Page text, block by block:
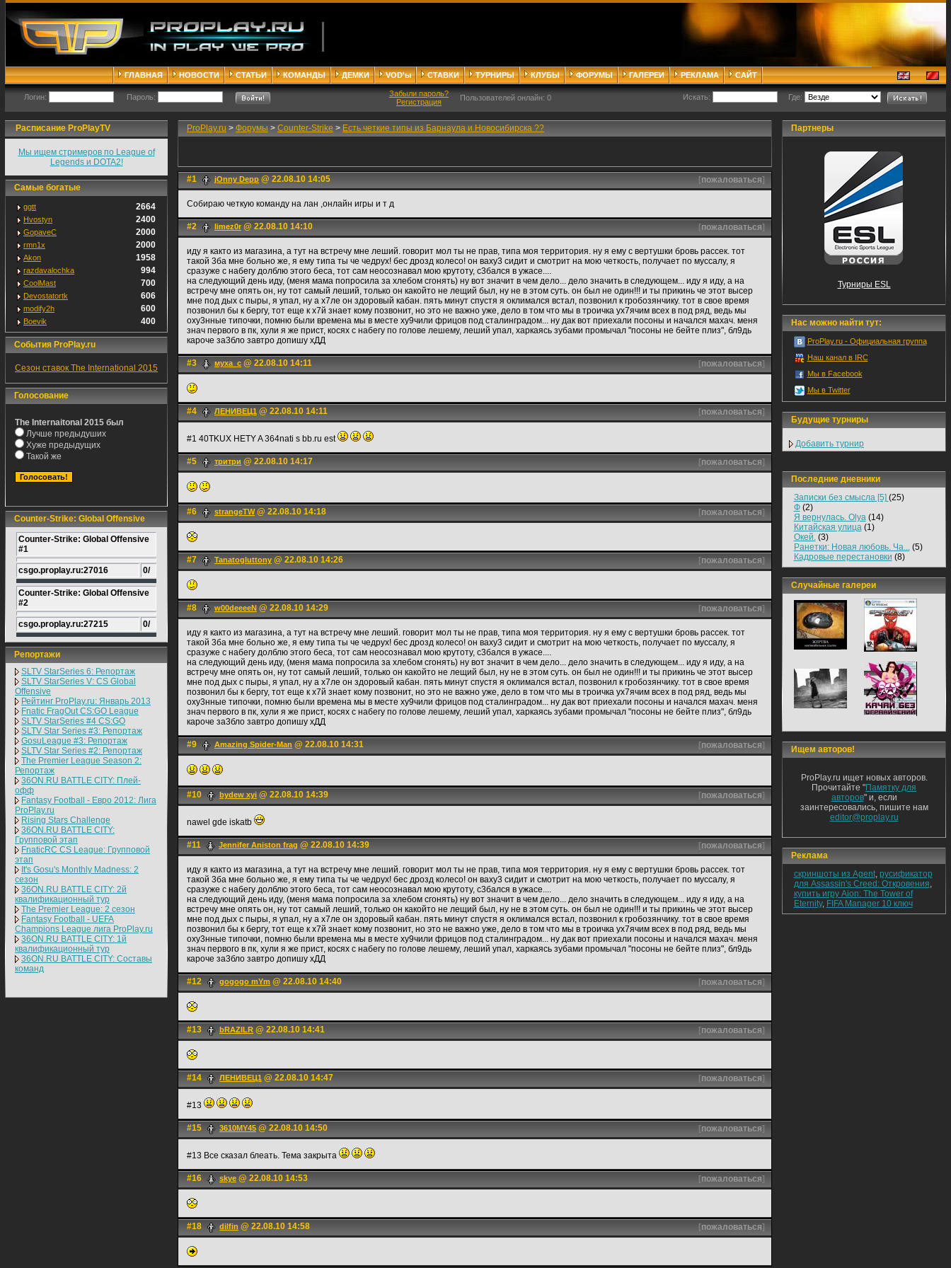
ГЛАВНАЯ НОВОСТИ СТАТЬИ КОМАНДЫ ДЕМКИ VOD'ы СТАВКИ ТУРНИРЫ КЛУБЫ ФОРУМЫ ГАЛЕРЕИ РЕКЛАМА САЙТ
Логин: Пароль:
Забыли пароль?
Регистрация
Пользователей онлайн: 0 Искать: Где:
Расписание ProPlayTV
Мы ищем стримеров по League of
Legends и DOTA2!
Самые богатые
ggtt 2664
Hvostyn 2400
GopaveC 2000
rmn1x 2000
Akon 1958
razdavalochka 994
CoolMast 700
Devostatortk 606
modify2h 600
Boevik 400
События ProPlay.ru
Сезон ставок The International 2015
Голосование
The Internaitonal 2015 был
Лучше предыдуших
Хуже предыдущих
Такой же
Counter-Strike: Global Offensive
Counter-Strike: Global Offensive
#1
csgo.proplay.ru:27016 0/
Counter-Strike: Global Offensive
#2
csgo.proplay.ru:27215 0/
Репортажи
SLTV StarSeries 6: Репортаж
SLTV StarSeries V: CS Global
Offensive
Рейтинг ProPlay.ru: Январь 2013
Fnatic FragOut CS:GO League
SLTV StarSeries #4 CS:GO
SLTV Star Series #3: Репортаж
GosuLeague #3: Репортаж
SLTV Star Series #2: Репортаж
The Premier League Season 2:
Репортаж
36ON.RU BATTLE CITY: Плей-
офф
Fantasy Football - Евро 2012: Лига
ProPlay.ru
Rising Stars Challenge
36ON.RU BATTLE CITY:
Групповой этап
FnaticRC CS League: Групповой
этап
It's Gosu's Monthly Madness: 2
сезон
36ON.RU BATTLE CITY: 2й
квалификационный тур
The Premier League: 2 cезон
Fantasy Football - UEFA
Champions League лига ProPlay.ru
36ON.RU BATTLE CITY: 1й
квалификационный тур
36ON.RU BATTLE CITY: Составы
команд
ProPlay.ru > Форумы > Counter-Strike > Есть четкие типы из Барнаула и Новосибирска ??
#1 jOnny Depp @ 22.08.10 14:05 [пожаловаться]
Собираю четкую команду на лан ,онлайн игры и т д
#2 limez0r @ 22.08.10 14:10 [пожаловаться]
иду я както из магазина, а тут на встречу мне леший. говорит мол ты не прав, типа моя территория. ну я ему с вертушки бровь рассек. тот
такой 3ба мне больно же, я ему типа ты че чедрух! бес дрозд колесо! он ваху3 сидит и смотрит на мою четкость, получает по муссалу, я
сразуже с набегу долблю этого беса, тот сам неосознавал мою крутоту, с3бался в ужасе....
на следующий день иду, (меня мама попросила за хлебом сгонять) ну вот значит в чем дело... дело значить в следующем... иду я иду, а на
встречу мне опять он, ну тот самый леший, только он какойто не лещий был, ну не в этом суть. он был не один!!! и ты прикинь че этот высер
мне под дых с пыры, я упал, ну а х7ле он здоровый кабан. пять минут спустя я оклимался встал, позвонил к гробозянчику. тот в свое время
позвонил бы к бергу, тот еще к х7й знает кому позвонит, но это не важно уже, дело в том что мы в троичка ух7ячим всех в под ряд, ведь мы
оху3нные типочки, помню были времена мы в месте ху9чили фрицов под сталинградом... ну дак вот приехали посоны и начался махач. меня
знач первого в пк, хули я же прист, косях с набегу по голове лешему, леший упал, харкаясь зубами промычал "посоны не бейте плиз", бл9дь
кароче за3бло завтро допишу хДД
#3 муха_с @ 22.08.10 14:11 [пожаловаться]
#4 ЛЕНИВЕЦ1 @ 22.08.10 14:11 [пожаловаться]
#1 40TKUX HETY A 364nati s bb.ru est
#5 тритри @ 22.08.10 14:17 [пожаловаться]
#6 strangeTW@ 22.08.10 14:18 [пожаловаться]
#7 Tanatogluttony @ 22.08.10 14:26 [пожаловаться]
#8 w00deeeeN @ 22.08.10 14:29 [пожаловаться]
иду я както из магазина, а тут на встречу мне леший. говорит мол ты не прав, типа моя территория. ну я ему с вертушки бровь рассек. тот
такой 3ба мне больно же, я ему типа ты че чедрух! бес дрозд колесо! он ваху3 сидит и смотрит на мою четкость, получает по муссалу, я
сразуже с набегу долблю этого беса, тот сам неосознавал мою крутоту, с3бался в ужасе....
на следующий день иду, (меня мама попросила за хлебом сгонять) ну вот значит в чем дело... дело значить в следующем... иду я иду, а на
встречу мне опять он, ну тот самый леший, только он какойто не лещий был, ну не в этом суть. он был не один!!! и ты прикинь че этот высер
мне под дых с пыры, я упал, ну а х7ле он здоровый кабан. пять минут спустя я оклимался встал, позвонил к гробозянчику. тот в свое время
позвонил бы к бергу, тот еще к х7й знает кому позвонит, но это не важно уже, дело в том что мы в троичка ух7ячим всех в под ряд, ведь мы
оху3нные типочки, помню были времена мы в месте ху9чили фрицов под сталинградом... ну дак вот приехали посоны и начался махач. меня
знач первого в пк, хули я же прист, косях с набегу по голове лешему, леший упал, харкаясь зубами промычал "посоны не бейте плиз", бл9дь
кароче за3бло завтро допишу хДД
#9 Amazing Spider-Man @ 22.08.10 14:31 [пожаловаться]
#10 bydew xyi @ 22.08.10 14:39 [пожаловаться]
nawel gde iskatb
#11 Jennifer Aniston frag @ 22.08.10 14:39 [пожаловаться]
иду я както из магазина, а тут на встречу мне леший. говорит мол ты не прав, типа моя территория. ну я ему с вертушки бровь рассек. тот
такой 3ба мне больно же, я ему типа ты че чедрух! бес дрозд колесо! он ваху3 сидит и смотрит на мою четкость, получает по муссалу, я
сразуже с набегу долблю этого беса, тот сам неосознавал мою крутоту, с3бался в ужасе....
на следующий день иду, (меня мама попросила за хлебом сгонять) ну вот значит в чем дело... дело значить в следующем... иду я иду, а на
встречу мне опять он, ну тот самый леший, только он какойто не лещий был, ну не в этом суть. он был не один!!! и ты прикинь че этот высер
мне под дых с пыры, я упал, ну а х7ле он здоровый кабан. пять минут спустя я оклимался встал, позвонил к гробозянчику. тот в свое время
позвонил бы к бергу, тот еще к х7й знает кому позвонит, но это не важно уже, дело в том что мы в троичка ух7ячим всех в под ряд, ведь мы
оху3нные типочки, помню были времена мы в месте ху9чили фрицов под сталинградом... ну дак вот приехали посоны и начался махач. меня
знач первого в пк, хули я же прист, косях с набегу по голове лешему, леший упал, харкаясь зубами промычал "посоны не бейте плиз", бл9дь
кароче за3бло завтро допишу хДД
#12 gogogo mYm @ 22.08.10 14:40 [пожаловаться]
#13 bRAZILR @ 22.08.10 14:41 [пожаловаться]
#14 ЛЕНИВЕЦ1 @ 22.08.10 14:47 [пожаловаться]
#13
#15 3610MY45 @ 22.08.10 14:50 [пожаловаться]
#13 Все сказал блеать. Тема закрыта
#16 skye @ 22.08.10 14:53 [пожаловаться]
#18 dilfin @ 22.08.10 14:58 [пожаловаться]
Партнеры
Турниры ESL
Нас можно найти тут:
ProPlay.ru - Официальная группа
Наш канал в IRC
Мы в Facebook
Мы в Twitter
Будущие турниры
Добавить турнир
Последние дневники
Записки без смысла [5] (25)
Ф(2)
Я вернулась. Olya(14)
Китайская улица(1)
Окей.(3)
Ранетки: Новая любовь. Ча...(5)
Кадровые перестановки (8)
Случайные галереи
Ищем авторов!
ProPlay.ru ищет новых авторов.
Прочитайте "Памятку для
авторов" и, если
заинтересовались, пишите нам
editor@proplay.ru
Реклама
скриншоты из Agent, русификатор
для Assassin's Creed: Откровения,
купить игру Aion: The Tower of
Eternity, FIFA Manager 10 ключ